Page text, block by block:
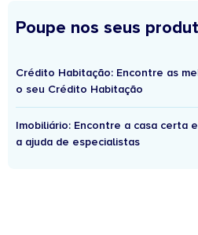
Poupe nos seus
Crédito Habitação: Encontre as
o seu Crédito Habitação
Imobiliário: Encontre a casa certa
a ajuda de especialistas